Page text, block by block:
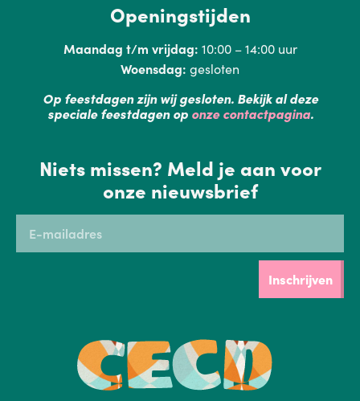
Openingstijden
Maandag t/m vrijdag: 10:00 – 14:00 uur
Woensdag: gesloten
Op feestdagen zijn wij gesloten. Bekijk al deze
speciale feestdagen op onze contactpagina.
Niets missen? Meld je aan voor
onze nieuwsbrief
Inschrijven